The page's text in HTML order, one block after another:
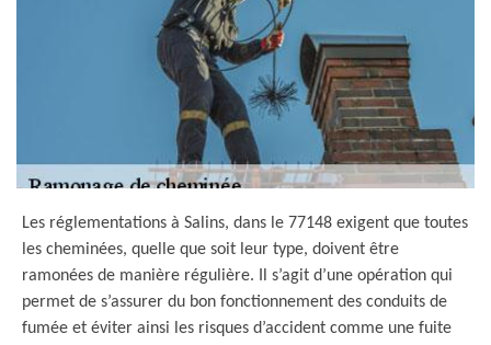
Les réglementations à Salins, dans le 77148 exigent que toutes
les cheminées, quelle que soit leur type, doivent être
ramonées de manière régulière. Il s’agit d’une opération qui
permet de s’assurer du bon fonctionnement des conduits de
fumée et éviter ainsi les risques d’accident comme une fuite